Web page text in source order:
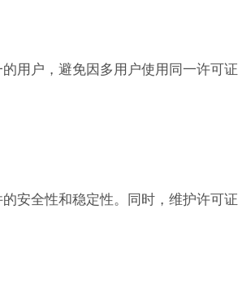
用户，避免因多用户使用同一许可
安全性和稳定性。同时，维护许可